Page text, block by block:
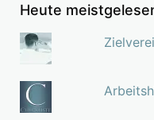
Heute